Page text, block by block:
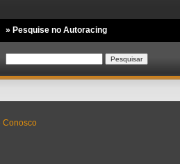
» Pesquise no Autoracing
por:
Conosco